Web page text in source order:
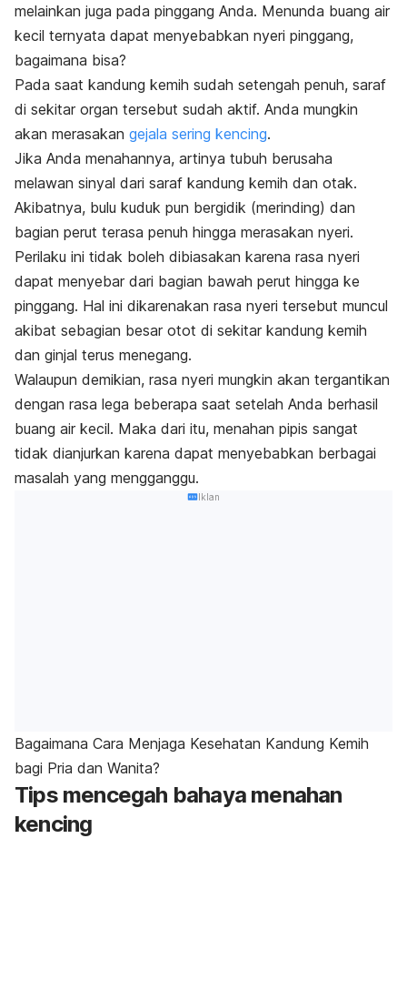
melainkan juga pada pinggang Anda. Menunda buang air
kecil ternyata dapat menyebabkan nyeri pinggang,
bagaimana bisa?
Pada saat kandung kemih sudah setengah penuh, saraf
di sekitar organ tersebut sudah aktif. Anda mungkin
akan merasakan gejala sering kencing.
Jika Anda menahannya, artinya tubuh berusaha
melawan sinyal dari saraf kandung kemih dan otak.
Akibatnya, bulu kuduk pun bergidik (merinding) dan
bagian perut terasa penuh hingga merasakan nyeri.
Perilaku ini tidak boleh dibiasakan karena rasa nyeri
dapat menyebar dari bagian bawah perut hingga ke
pinggang. Hal ini dikarenakan rasa nyeri tersebut muncul
akibat sebagian besar otot di sekitar kandung kemih
dan ginjal terus menegang.
Walaupun demikian, rasa nyeri mungkin akan tergantikan
dengan rasa lega beberapa saat setelah Anda berhasil
buang air kecil. Maka dari itu, menahan pipis sangat
tidak dianjurkan karena dapat menyebabkan berbagai
masalah yang mengganggu.
Iklan
Bagaimana Cara Menjaga Kesehatan Kandung Kemih
bagi Pria dan Wanita?
Tips mencegah bahaya menahan
kencing